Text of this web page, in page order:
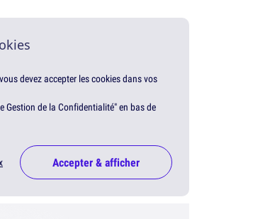
devez accepter les cookies dans vos
Gestion de la Confidentialité" en bas de
Accepter & afficher